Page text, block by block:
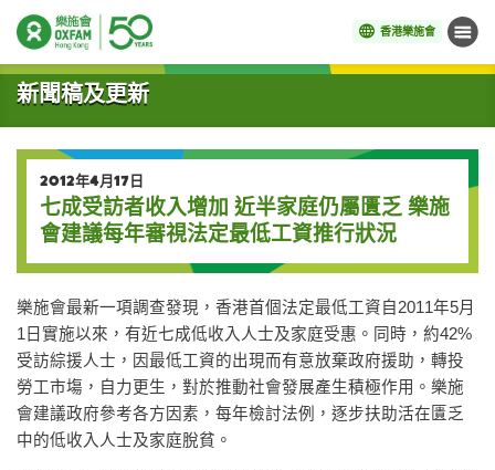
香港樂施會 目錄
開始主要內容
新聞稿及更新
2012年4月17日
七成受訪者收入增加 近半家庭仍屬匱乏 樂施
會建議每年審視法定最低工資推行狀況
樂施會最新一項調查發現，香港首個法定最低工資自2011年5月
1日實施以來，有近七成低收入人士及家庭受惠。同時，約42%
受訪綜援人士，因最低工資的出現而有意放棄政府援助，轉投
勞工市塲，自力更生，對於推動社會發展產生積極作用。樂施
會建議政府參考各方因素，每年檢討法例，逐步扶助活在匱乏
中的低收入人士及家庭脫貧。